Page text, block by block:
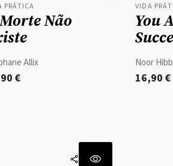
PRÁTICA
Não
Allix
€
VIDA
You
Noor
16,90 €